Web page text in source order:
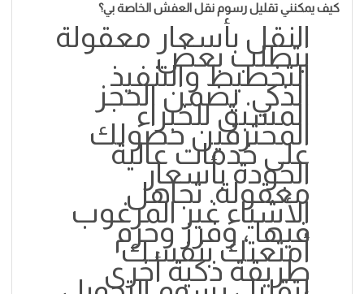
كيف يمكنني تقليل رسوم نقل العفش الخاصة بي؟
النقل بأسعار معقولة
يتطلب بعض
التخطيط والتنفيذ
الذكي. يضمن الحجز
المسبق للخبراء
المحترفين حصولك
على خدمات عالية
الجودة بأسعار
معقولة. تجاهل
الأشياء غير المرغوب
فيها ، وفرز وحزم
أمتعتك بنفسك
طريقة ذكية أخرى